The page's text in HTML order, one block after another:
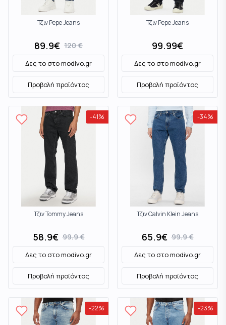
Τζιν Pepe Jeans
89.9€ 120€
Δες το στοmodivo.gr
Προβολή προϊόντος
Τζιν Pepe Jeans
99.99€
Δες το στοmodivo.gr
Προβολή προϊόντος
-41%
Τζιν Tommy Jeans
58.9€ 99.9€
Δες το στοmodivo.gr
Προβολή προϊόντος
-34%
Τζιν Calvin Klein Jeans
65.9€ 99.9€
Δες το στοmodivo.gr
Προβολή προϊόντος
-22% -23%